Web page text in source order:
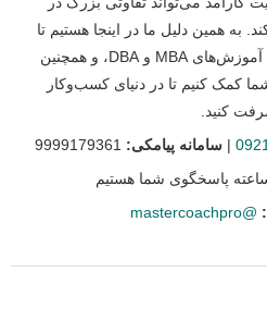
به همین دلیل ما در اینجا هستیم تا
با ارائه مشاوره‌های کاربردی، آموزش‌های MBA و DBA، و همچنین
کمک کنیم تا در دنیای کسب‌وکار
کنید.
|سامانه پیامکی:
@mastercoachpro